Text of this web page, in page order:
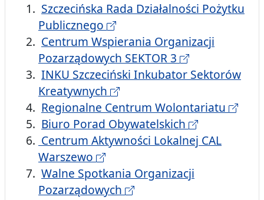
Szczecińska Rada Działalności Pożytku
Publicznego
Centrum Wspierania Organizacji
Pozarządowych SEKTOR 3
INKU Szczeciński Inkubator Sektorów
Kreatywnych
Regionalne Centrum Wolontariatu
Biuro Porad Obywatelskich
Centrum Aktywności Lokalnej CAL
Warszewo
Walne Spotkania Organizacji
Pozarządowych